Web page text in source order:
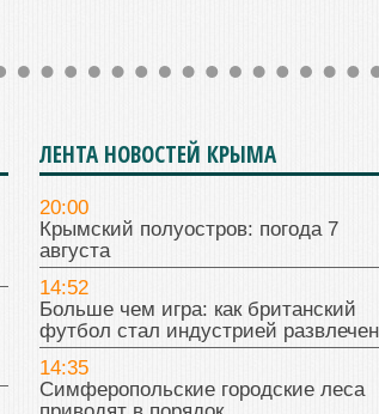
ЛЕНТА НОВОСТЕЙ КРЫМА
20:00
Крымский полуостров: погода 7
августа
14:52
Больше чем игра: как британский
футбол стал индустрией
14:35
Симферопольские городские леса